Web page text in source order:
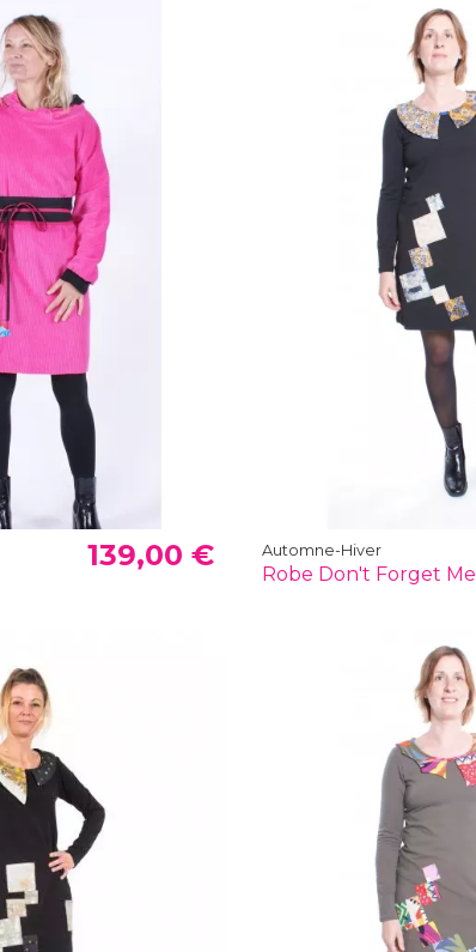
139,00 € Automne-Hiver
Robe Don't Forget Me